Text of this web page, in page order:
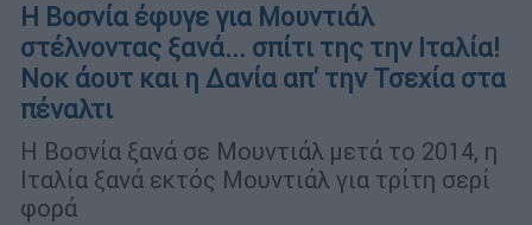
Η Βοσνία έφυγε για Μουντιάλ
στέλνοντας ξανά... σπίτι της την Ιταλία!
Νοκ άουτ και η Δανία απ' την Τσεχία στα
πέναλτι
Η Βοσνία ξανά σε Μουντιάλ μετά το 2014, η
Ιταλία ξανά εκτός Μουντιάλ για τρίτη σερί
φορά